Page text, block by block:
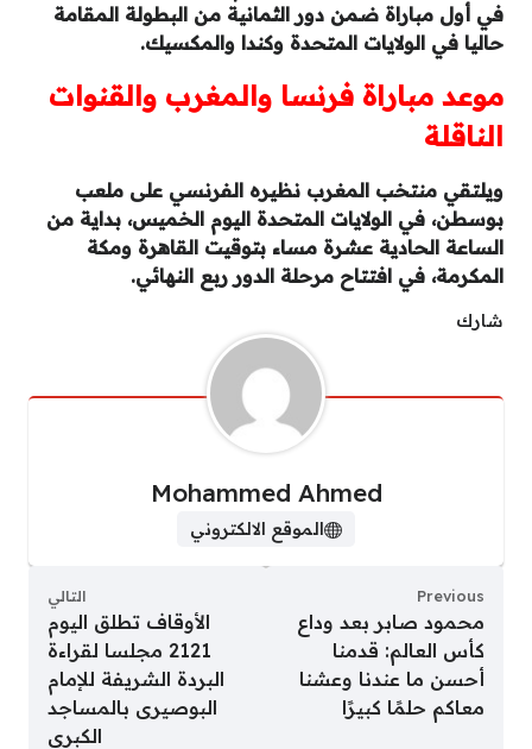
في أول مباراة ضمن دور الثمانية من البطولة المقامة
حاليا في الولايات المتحدة وكندا والمكسيك.
موعد مباراة فرنسا والمغرب والقنوات
الناقلة
ويلتقي منتخب المغرب نظيره الفرنسي على ملعب
بوسطن، في الولايات المتحدة اليوم الخميس، بداية من
الساعة الحادية عشرة مساء بتوقيت القاهرة ومكة
المكرمة، في افتتاح مرحلة الدور ربع النهائي.
شارك
Mohammed Ahmed
الموقع الالكتروني
Previous
محمود صابر بعد وداع
كأس العالم: قدمنا
أحسن ما عندنا وعشنا
معاكم حلمًا كبيرًا
التالي
الأوقاف تطلق اليوم
2121 مجلسا لقراءة
البردة الشريفة للإمام
البوصيرى بالمساجد
الكبرى